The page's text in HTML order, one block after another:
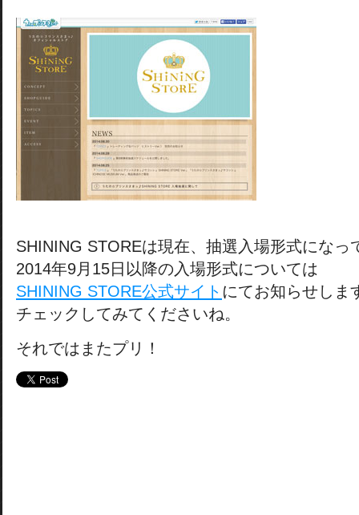
SHINING STOREは現在、抽選入場形式になっ
2014年9月15日以降の入場形式については
SHINING STORE公式サイト にてお知らせしま
チェックしてみてくださいね。
それではまたプリ！